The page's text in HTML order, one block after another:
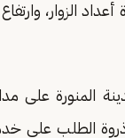
أعداد الزوار،
المنورة على
الطلب على